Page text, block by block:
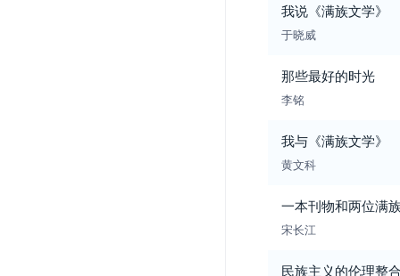
我说《满族文学》
于晓威
那些最好的时光
李铭
我与《满族文学》
黄文科
一本刊物和两位满
宋长江
民族主义的伦理整